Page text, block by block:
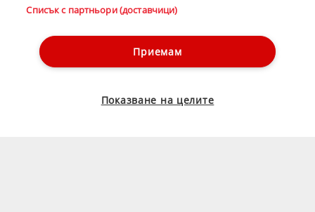
Списък с партньори (доставчици)
Приемам
Показване на целите